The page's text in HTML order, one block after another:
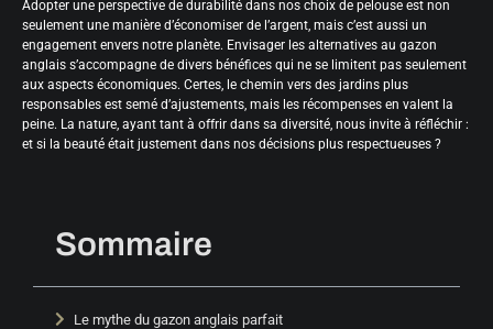
Adopter une perspective de durabilité dans nos choix de pelouse est non
seulement une manière d’économiser de l’argent, mais c’est aussi un
engagement envers notre planète. Envisager les alternatives au gazon
anglais s’accompagne de divers bénéfices qui ne se limitent pas seulement
aux aspects économiques. Certes, le chemin vers des jardins plus
responsables est semé d’ajustements, mais les récompenses en valent la
peine. La nature, ayant tant à offrir dans sa diversité, nous invite à réfléchir :
et si la beauté était justement dans nos décisions plus respectueuses ?
Sommaire
Le mythe du gazon anglais parfait